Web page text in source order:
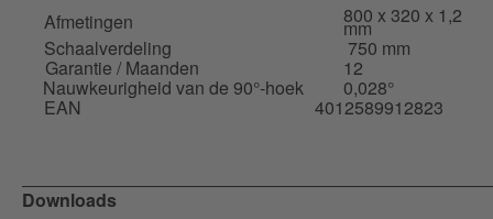
Afmetingen 800 x 320 x 1,2
mm
Schaalverdeling 750 mm
Garantie / Maanden 12
Nauwkeurigheid van de 90°-hoek 0,028°
EAN 4012589912823
Downloads